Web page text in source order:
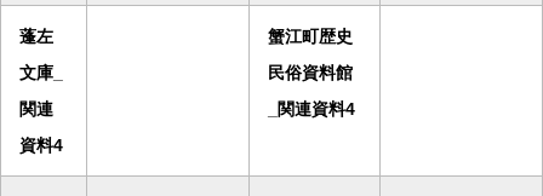
蓬左
文庫_
関連
資料4
蟹江町歴史
民俗資料館
_関連資料4